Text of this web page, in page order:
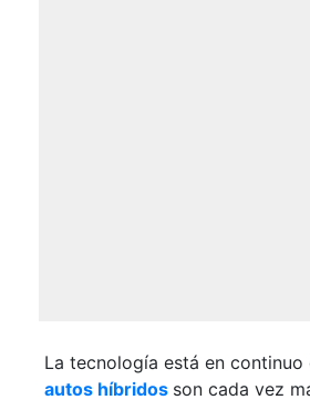
La tecnología está en
autos híbridos son cada vez